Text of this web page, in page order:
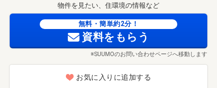
物件を見たい、住環境の情報など
無料・簡単約2分！
資料をもらう
※SUUMOのお問い合わせページへ移動します
お気に入りに追加する